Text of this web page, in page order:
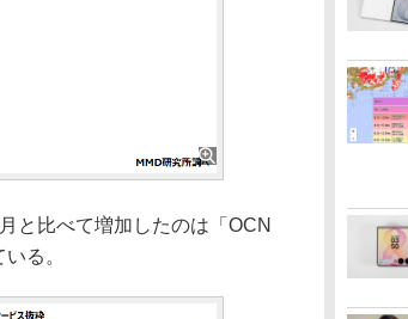
と比べて増加したのは「OCN
る。